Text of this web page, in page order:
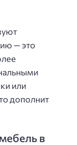
— это
или
дополнит
в